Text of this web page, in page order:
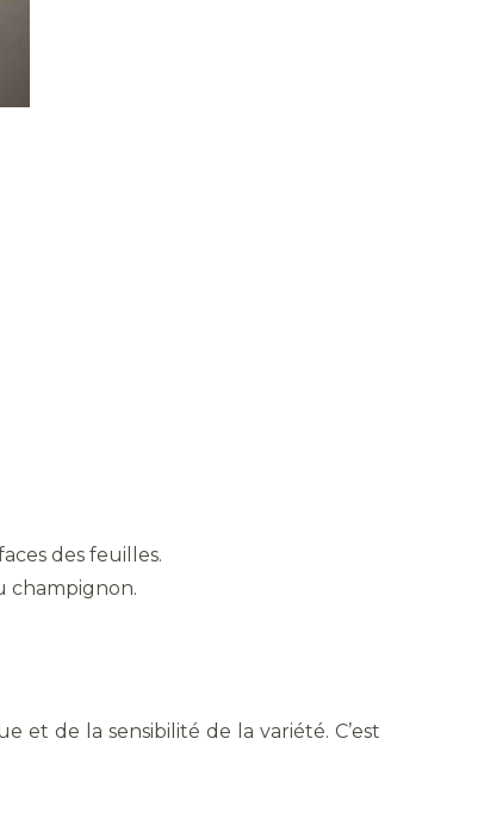
des feuilles.
champignon.
et de la sensibilité de la variété. C’est